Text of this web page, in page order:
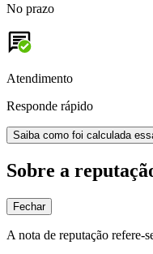
No prazo
Atendimento
Responde rápido
Saiba como foi calculada
Sobre a
Fechar
A nota de reputação refere-